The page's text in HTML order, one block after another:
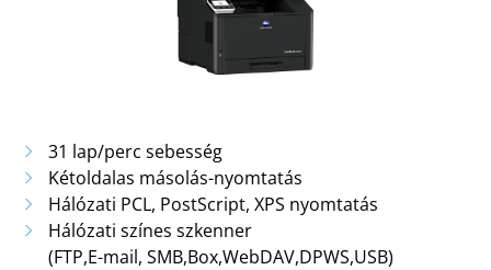
31 lap/perc sebesség
Kétoldalas másolás-nyomtatás
Hálózati PCL, PostScript, XPS nyomtatás
Hálózati színes szkenner
(FTP,E-mail, SMB,Box,WebDAV,DPWS,USB)